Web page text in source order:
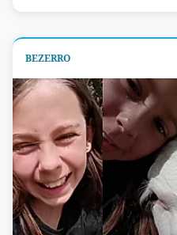
BEZERRO